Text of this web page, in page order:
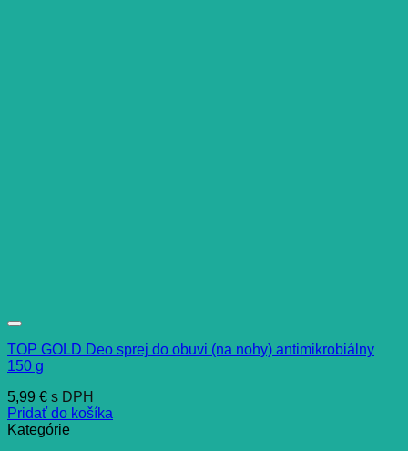
TOP GOLD Deo sprej do obuvi (na nohy) antimikrobiálny
150 g
5,99 € s DPH
Pridať do košíka
Kategórie